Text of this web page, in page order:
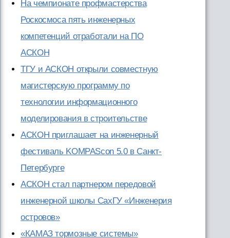
На чемпионате профмастерства
Роскосмоса пять инженерных
компетенций отработали на ПО
АСКОН
ТГУ и АСКОН открыли совместную
магистерскую программу по
технологии информационного
моделирования в строительстве
АСКОН приглашает на инженерный
фестиваль KOMPAScon 5.0 в Санкт-
Петербурге
АСКОН стал партнером передовой
инженерной школы СахГУ «Инженерия
островов»
«КАМАЗ тормозные системы»